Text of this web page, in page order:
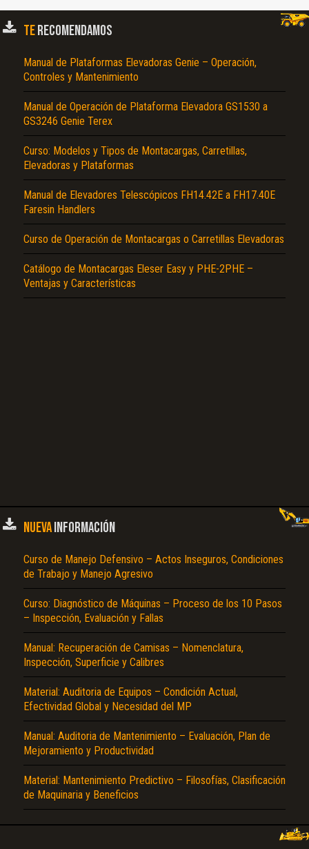
TERECOMENDAMOS
Manual de Plataformas Elevadoras Genie – Operación,
Controles y Mantenimiento
Manual de Operación de Plataforma Elevadora GS1530 a
GS3246 Genie Terex
Curso: Modelos y Tipos de Montacargas, Carretillas,
Elevadoras y Plataformas
Manual de Elevadores Telescópicos FH14.42E a FH17.40E
Faresin Handlers
Curso de Operación de Montacargas o Carretillas Elevadoras
Catálogo de Montacargas Eleser Easy y PHE-2PHE –
Ventajas y Características
NUEVAINFORMACIÓN
Curso de Manejo Defensivo – Actos Inseguros, Condiciones
de Trabajo y Manejo Agresivo
Curso: Diagnóstico de Máquinas – Proceso de los 10 Pasos
– Inspección, Evaluación y Fallas
Manual: Recuperación de Camisas – Nomenclatura,
Inspección, Superficie y Calibres
Material: Auditoria de Equipos – Condición Actual,
Efectividad Global y Necesidad del MP
Manual: Auditoria de Mantenimiento – Evaluación, Plan de
Mejoramiento y Productividad
Material: Mantenimiento Predictivo – Filosofías, Clasificación
de Maquinaria y Beneficios
Texto o Imagen de portada son erróneos.
Reportar otro tipo de error...